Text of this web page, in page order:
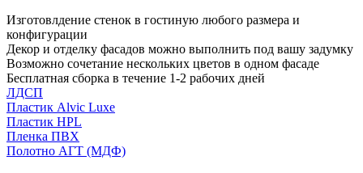
Изготовлдение стенок в гостиную любого размера и
конфигурации
Декор и отделку фасадов можно выполнить под вашу задумку
Возможно сочетание нескольких цветов в одном фасаде
Бесплатная сборка в течение 1-2 рабочих дней
ЛДСП
Пластик Alvic Luxe
Пластик HPL
Пленка ПВХ
Полотно АГТ (МДФ)